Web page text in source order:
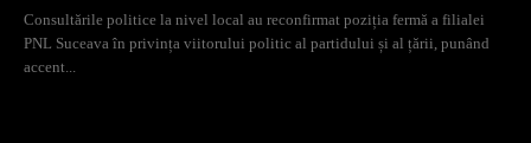
Consultările politice la nivel local au reconfirmat poziția fermă a filialei
PNL Suceava în privința viitorului politic al partidului și al țării, punând
accent...